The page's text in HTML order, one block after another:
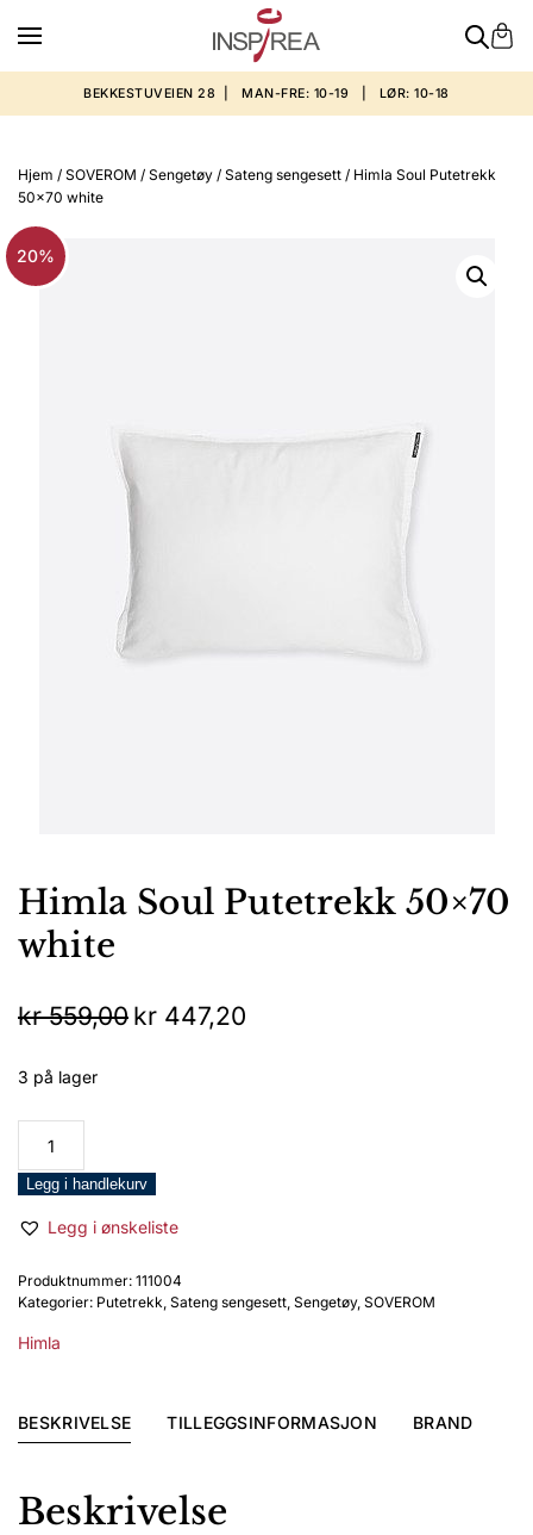
BEKKESTUVEIEN 28 | MAN-FRE: 10-19 | LØR: 10-18
Hjem / SOVEROM / Sengetøy / Sateng sengesett / Himla Soul Putetrekk
50×70 white
20%
Himla Soul Putetrekk 50×70
white
kr559,00 Opprinnelig
kr 447,20
3 på lager
Putetrekk
white
Legg i handlekurv
Legg i ønskeliste
Produktnummer: 111004
Kategorier: Putetrekk, Sateng sengesett, Sengetøy, SOVEROM
Himla
BESKRIVELSE TILLEGGSINFORMASJON BRAND
Beskrivelse